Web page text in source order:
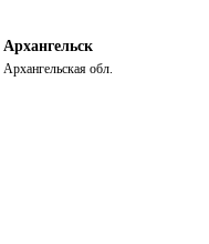
Архангельск
Архангельская обл.